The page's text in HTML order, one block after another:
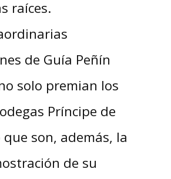
raíces.
de Guía Peñín
solo premian los
Príncipe de
son, además, la
de su